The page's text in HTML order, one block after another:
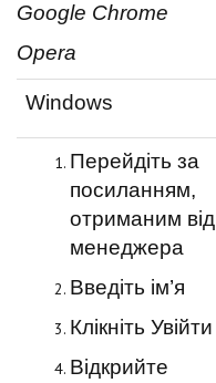
Google Chrome
Opera
Windows
Перейдіть за
посиланням,
отриманим від
менеджера
Введіть ім’я
Клікніть Увійти
Відкрийте